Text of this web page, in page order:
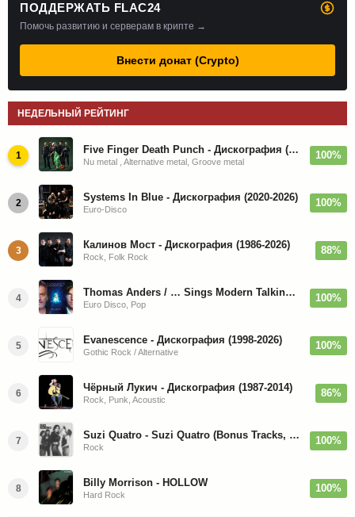
ПОДДЕРЖАТЬ FLAC24
Помочь развитию и серверам в крипте →
Внести донат (Crypto)
НЕДЕЛЬНЫЙ РЕЙТИНГ
1 Five Finger Death Punch - Дискография (2008-2026)
Nu metal , Alternative metal, Groove metal
100%
2 Systems In Blue - Дискография (2020-2026)
Euro-Disco
100%
3 Калинов Мост - Дискография (1986-2026)
Rock, Folk Rock
88%
4 Thomas Anders / … Sings Modern Talking: The Best hi-res
Euro Disco, Pop
100%
5 Evanescence - Дискография (1998-2026)
Gothic Rock / Alternative
100%
6 Чёрный Лукич - Дискография (1987-2014)
Rock, Punk, Acoustic
86%
7 Suzi Quatro - Suzi Quatro (Bonus Tracks, Remaster) 1973/2022
Rock
100%
8 Billy Morrison - HOLLOW
Hard Rock
100%